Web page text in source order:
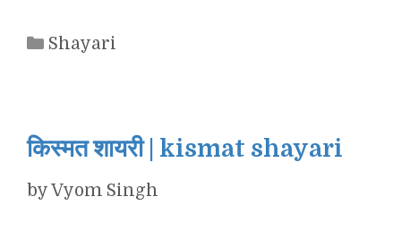
Categories
Shayari
किस्मत शायरी | kismat shayari
byVyom Singh